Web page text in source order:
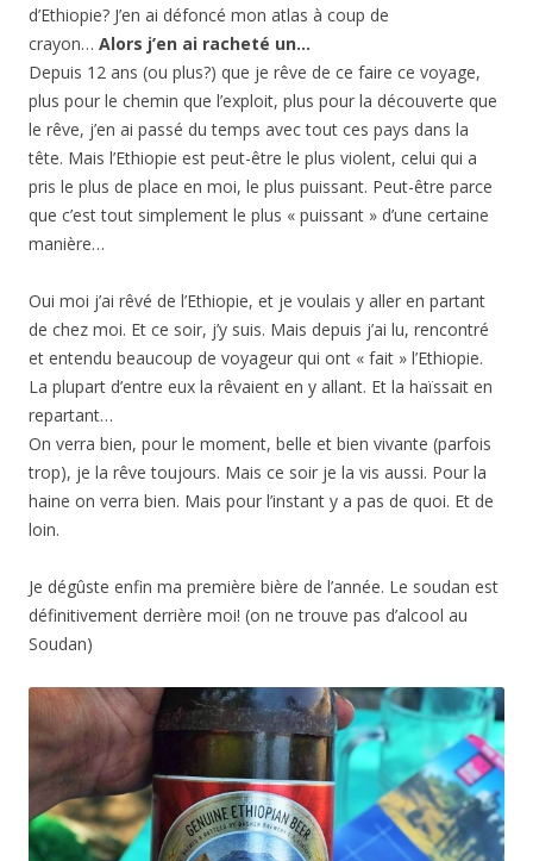
d’Ethiopie? J’en ai défoncé mon atlas à coup de
crayon… Alors j’en ai racheté un…
Depuis 12 ans (ou plus?) que je rêve de ce faire ce voyage,
plus pour le chemin que l’exploit, plus pour la découverte que
le rêve, j’en ai passé du temps avec tout ces pays dans la
tête. Mais l’Ethiopie est peut-être le plus violent, celui qui a
pris le plus de place en moi, le plus puissant. Peut-être parce
que c’est tout simplement le plus « puissant » d’une certaine
manière…
Oui moi j’ai rêvé de l’Ethiopie, et je voulais y aller en partant
de chez moi. Et ce soir, j’y suis. Mais depuis j’ai lu, rencontré
et entendu beaucoup de voyageur qui ont « fait » l’Ethiopie.
La plupart d’entre eux la rêvaient en y allant. Et la haïssait en
repartant…
On verra bien, pour le moment, belle et bien vivante (parfois
trop), je la rêve toujours. Mais ce soir je la vis aussi. Pour la
haine on verra bien. Mais pour l’instant y a pas de quoi. Et de
loin.
Je dégûste enfin ma première bière de l’année. Le soudan est
définitivement derrière moi! (on ne trouve pas d’alcool au
Soudan)